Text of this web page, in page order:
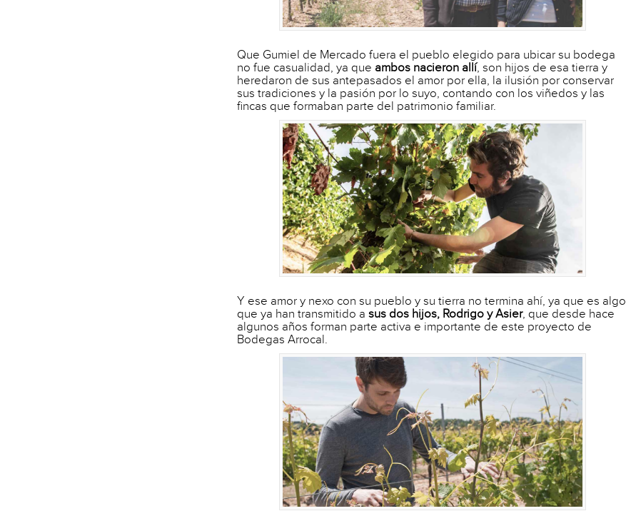
Que Gumiel de Mercado fuera el pueblo elegido para ubicar su bodega
no fue casualidad, ya que ambos nacieron allí, son hijos de esa tierra y
heredaron de sus antepasados el amor por ella, la ilusión por conservar
sus tradiciones y la pasión por lo suyo, contando con los viñedos y las
fincas que formaban parte del patrimonio familiar.
Y ese amor y nexo con su pueblo y su tierra no termina ahí, ya que es algo
que ya han transmitido a sus dos hijos, Rodrigo y Asier, que desde hace
algunos años forman parte activa e importante de este proyecto de
Bodegas Arrocal.